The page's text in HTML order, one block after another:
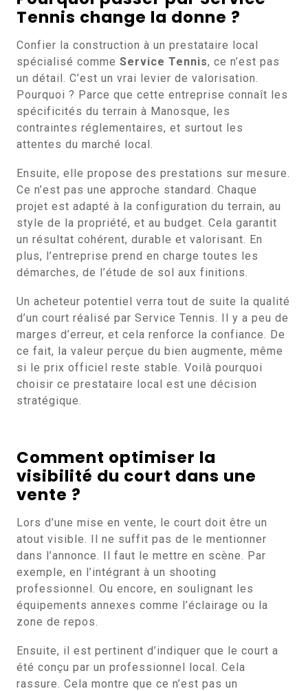
Tennis change la donne ?
Confier la construction à un prestataire local
spécialisé comme Service Tennis, ce n’est pas
un détail. C’est un vrai levier de valorisation.
Pourquoi ? Parce que cette entreprise connaît les
spécificités du terrain à Manosque, les
contraintes réglementaires, et surtout les
attentes du marché local.
Ensuite, elle propose des prestations sur mesure.
Ce n’est pas une approche standard. Chaque
projet est adapté à la configuration du terrain, au
style de la propriété, et au budget. Cela garantit
un résultat cohérent, durable et valorisant. En
plus, l’entreprise prend en charge toutes les
démarches, de l’étude de sol aux finitions.
Un acheteur potentiel verra tout de suite la qualité
d’un court réalisé par Service Tennis. Il y a peu de
marges d’erreur, et cela renforce la confiance. De
ce fait, la valeur perçue du bien augmente, même
si le prix officiel reste stable. Voilà pourquoi
choisir ce prestataire local est une décision
stratégique.
Comment optimiser la
visibilité du court dans une
vente ?
Lors d’une mise en vente, le court doit être un
atout visible. Il ne suffit pas de le mentionner
dans l’annonce. Il faut le mettre en scène. Par
exemple, en l’intégrant à un shooting
professionnel. Ou encore, en soulignant les
équipements annexes comme l’éclairage ou la
zone de repos.
Ensuite, il est pertinent d’indiquer que le court a
été conçu par un professionnel local. Cela
rassure. Cela montre que ce n’est pas un